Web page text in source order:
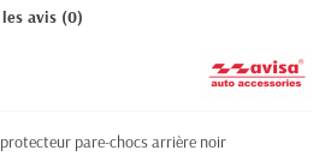
avis (0)
pare-chocs arrière noir